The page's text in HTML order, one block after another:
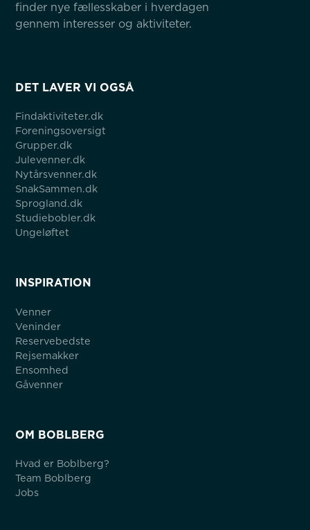
finder nye fællesskaber i hverdagen
gennem interesser og aktiviteter.
DET LAVER VI OGSÅ
Findaktiviteter.dk
Foreningsoversigt
Grupper.dk
Julevenner.dk
Nytårsvenner.dk
SnakSammen.dk
Sprogland.dk
Studiebobler.dk
Ungeløftet
INSPIRATION
Venner
Veninder
Reservebedste
Rejsemakker
Ensomhed
Gåvenner
OM BOBLBERG
Hvad er Boblberg?
Team Boblberg
Jobs